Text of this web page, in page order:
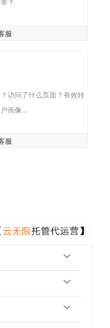
服
访问了什么页面？有效转
画像...
服